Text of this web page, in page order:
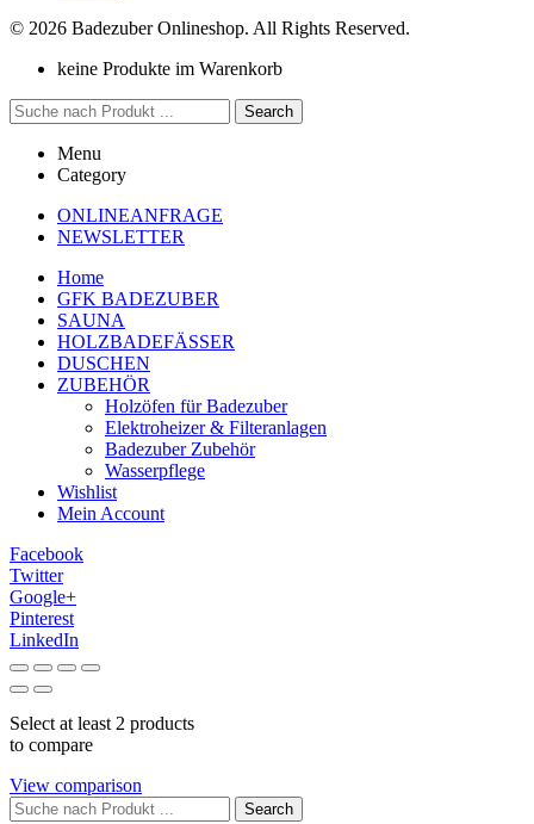
© 2026 Badezuber Onlineshop. All Rights Reserved.
keine Produkte im Warenkorb
Search
Menu
Category
ONLINEANFRAGE
NEWSLETTER
Home
GFK BADEZUBER
SAUNA
HOLZBADEFÄSSER
DUSCHEN
ZUBEHÖR
Holzöfen für Badezuber
Elektroheizer & Filteranlagen
Badezuber Zubehör
Wasserpflege
Wishlist
Mein Account
Facebook
Twitter
Google+
Pinterest
LinkedIn
Select at least 2 products
to compare
View comparison
Search